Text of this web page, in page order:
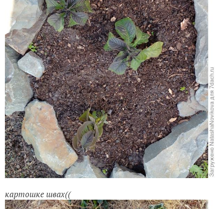
картошке швах((